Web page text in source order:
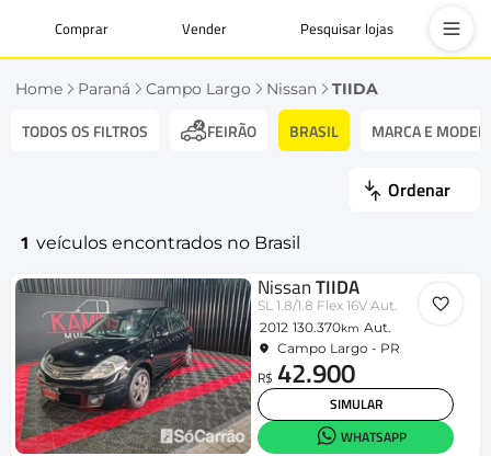
Comprar Vender Pesquisar lojas
Home Paraná Campo Largo Nissan TIIDA
TODOS OS FILTROS FEIRÃO BRASIL MARCA E
Ordenar
1 veículos encontrados no Brasil
NissanTIIDA
SL 1.8/1.8 Flex 16V Aut.
2012 130.370km Aut.
Campo Largo - PR
R$ 42.900
SIMULAR
WHATSAPP